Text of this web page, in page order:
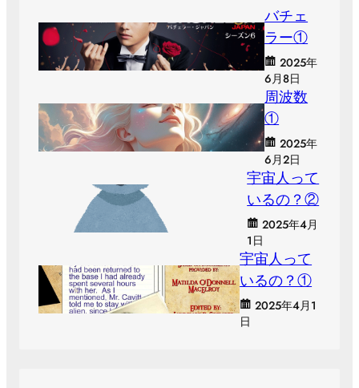
バチェ
ラー①
2025年
6月8日
周波数
①
2025年
6月2日
宇宙人って
いるの？②
2025年4月
1日
宇宙人って
いるの？①
2025年4月1
日